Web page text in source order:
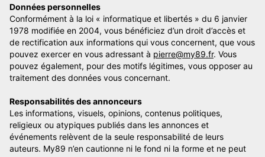
Données personnelles
Conformément à la loi « informatique et libertés » du 6 janvier
1978 modifiée en 2004, vous bénéficiez d’un droit d’accès et
de rectification aux informations qui vous concernent, que vous
pouvez exercer en vous adressant à pierre@my89.fr. Vous
pouvez également, pour des motifs légitimes, vous opposer au
traitement des données vous concernant.
Responsabilités des annonceurs
Les informations, visuels, opinions, contenus politiques,
religieux ou atypiques publiés dans les annonces et
événements relèvent de la seule responsabilité de leurs
auteurs. My89 n’en cautionne ni le fond ni la forme et ne peut